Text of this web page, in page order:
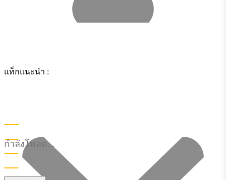
แท็กแนะนำ :
กำลังโหลด...